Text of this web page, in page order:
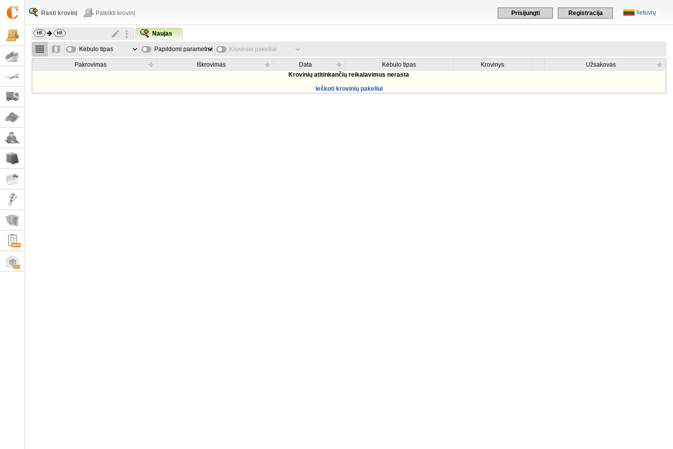
lietuvių
Prisijungti Registracija
Rasti krovinį Pateikti krovinį
Naujas
Kėbulo tipas Papildomi parametrai Kroviniai pakeliui
Pakrovimas Iškrovimas Data Kėbulo tipas Krovinys
Užsakovas
Krovinių atitinkančių reikalavimus nerasta
Ieškoti krovinių pakeliui